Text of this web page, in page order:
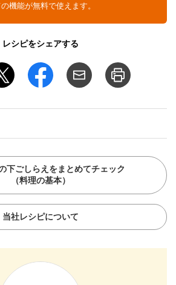
機能が無料で使えます。
レシピをシェアする
下ごしらえをまとめてチェック
（料理の基本）
当社レシピについて